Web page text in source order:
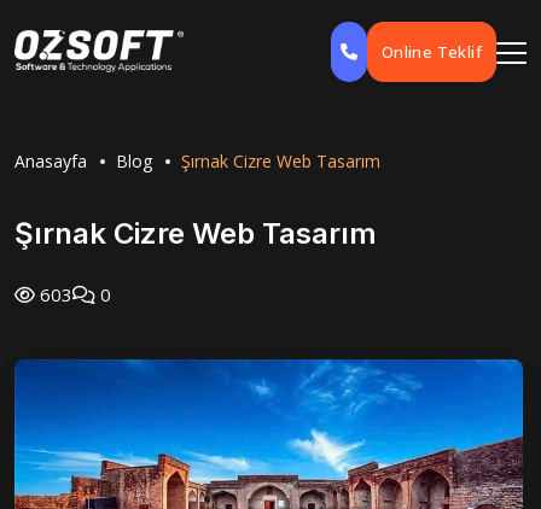
Online Teklif
Anasayfa Blog Şırnak Cizre Web Tasarım
Şırnak Cizre Web Tasarım
603 0